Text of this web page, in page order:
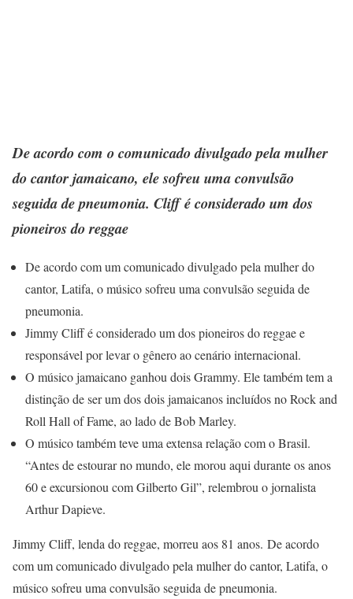
De acordo com o comunicado divulgado pela mulher
do cantor jamaicano, ele sofreu uma convulsão
seguida de pneumonia. Cliff é considerado um dos
pioneiros do reggae
De acordo com um comunicado divulgado pela mulher do
cantor, Latifa, o músico sofreu uma convulsão seguida de
pneumonia.
Jimmy Cliff é considerado um dos pioneiros do reggae e
responsável por levar o gênero ao cenário internacional.
O músico jamaicano ganhou dois Grammy. Ele também tem a
distinção de ser um dos dois jamaicanos incluídos no Rock and
Roll Hall of Fame, ao lado de Bob Marley.
O músico também teve uma extensa relação com o Brasil.
“Antes de estourar no mundo, ele morou aqui durante os anos
60 e excursionou com Gilberto Gil”, relembrou o jornalista
Arthur Dapieve.
Jimmy Cliff, lenda do reggae, morreu aos 81 anos. De acordo
com um comunicado divulgado pela mulher do cantor, Latifa, o
músico sofreu uma convulsão seguida de pneumonia.